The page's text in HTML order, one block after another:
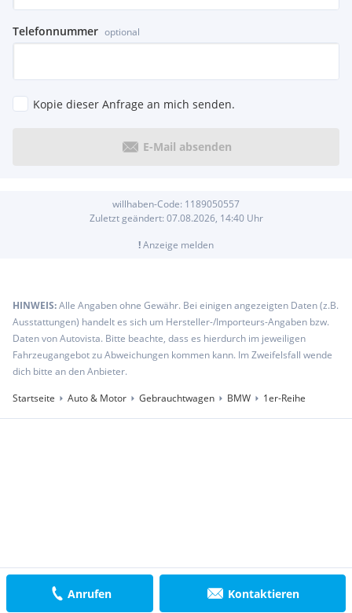
Anrufen Kontaktieren
Telefonnummer optional
Kopie dieser Anfrage an mich senden.
E-Mail absenden
willhaben-Code: 1189050557
Zuletzt geändert: 07.08.2026, 14:40Uhr
!Anzeige melden
HINWEIS:Alle Angaben ohne Gewähr. Bei einigen angezeigten Daten (z.B.
Ausstattungen) handelt es sich um Hersteller-/Importeurs-Angaben bzw.
Daten von Autovista. Bitte beachte, dass es hierdurch im jeweiligen
Fahrzeugangebot zu Abweichungen kommen kann. Im Zweifelsfall wende
dich bitte an den Anbieter.
Startseite
Auto & Motor Gebrauchtwagen BMW 1er-Reihe